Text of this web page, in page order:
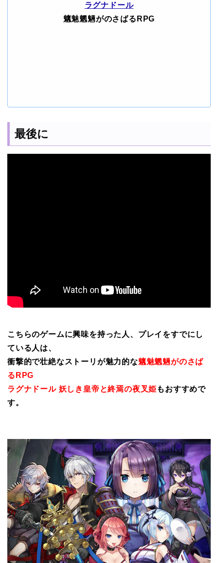
ラグナドール
魑魅魍魎がのさばるRPG
最後に
こちらのゲームに興味を持った人、プレイをすでにし
ている人は、
衝撃的で壮絶なストーリが魅力的な魑魅魍魎がのさば
るRPG
ラグナドール 妖しき皇帝と終焉の夜叉姫 もおすすめで
す。